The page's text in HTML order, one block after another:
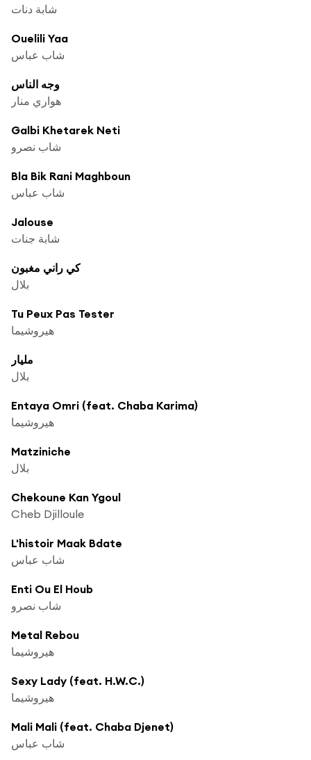
شابة دنات
Ouelili Yaa
شاب عباس
وجه الناس
هواري منار
Galbi Khetarek Neti
شاب نصرو
Bla Bik Rani Maghboun
شاب عباس
Jalouse
شابة جنات
كي راني مغبون
بلال
Tu Peux Pas Tester
هيروشيما
مليار
بلال
Entaya Omri (feat. Chaba Karima)
هيروشيما
Matziniche
بلال
Chekoune Kan Ygoul
Cheb Djilloule
L'histoir Maak Bdate
شاب عباس
Enti Ou El Houb
شاب نصرو
Metal Rebou
هيروشيما
Sexy Lady (feat. H.W.C.)
هيروشيما
Mali Mali (feat. Chaba Djenet)
شاب عباس